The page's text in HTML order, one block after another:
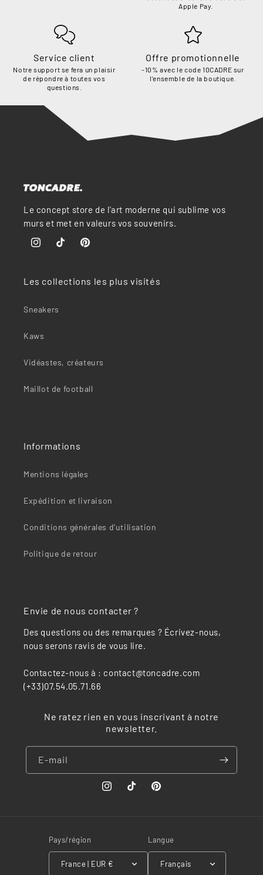
Apple Pay.
Service client
Notre support se fera un plaisir
de répondre à toutes vos
questions.
Offre promotionnelle
-10% avec le code 10CADRE sur
l'ensemble de la boutique.
Le concept store de l'art moderne qui sublime vos
murs et met en valeurs vos souvenirs.
InstagramTikTok Pinterest
Les collections les plus visités
Sneakers
Kaws
Vidéastes, créateurs
Maillot de football
Informations
Mentions légales
Expédition et livraison
Conditions générales d’utilisation
Politique de retour
Envie de nous contacter ?
Des questions ou des remarques ? Écrivez-nous,
nous serons ravis de vous lire.
Contactez-nous à : contact@toncadre.com
(+33)07.54.05.71.66
Ne ratez rien en vous inscrivant à notre
newsletter.
E-mail
InstagramTikTok Pinterest
Pays/région
France | EUR €
Langue
Français